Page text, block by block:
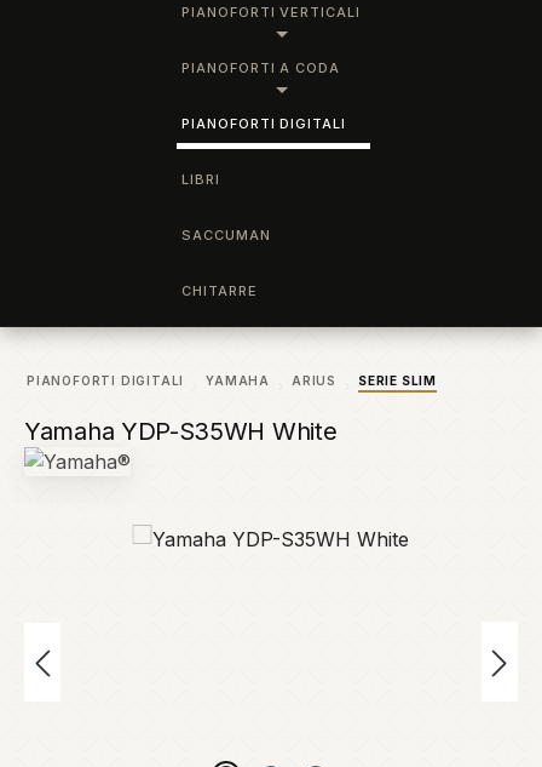
PIANOFORTI VERTICALI
PIANOFORTI A CODA
PIANOFORTI DIGITALI
LIBRI
SACCUMAN
CHITARRE
PIANOFORTI DIGITALI YAMAHA ARIUS SERIE SLIM
Yamaha YDP-S35WH White